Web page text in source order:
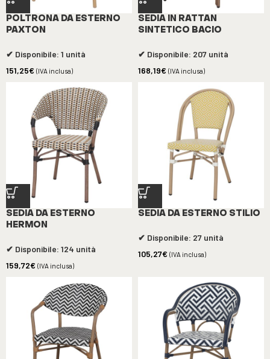
POLTRONA DA ESTERNO
PAXTON
✔ Disponibile: 1 unità
151,25€ (IVA inclusa)
SEDIA IN RATTAN
SINTETICO BACIO
✔ Disponibile: 207 unità
168,19€ (IVA inclusa)
SEDIA DA ESTERNO
HERMON
✔ Disponibile: 124 unità
159,72€ (IVA inclusa)
SEDIA DA ESTERNO STILIO
✔ Disponibile: 27 unità
105,27€ (IVA inclusa)